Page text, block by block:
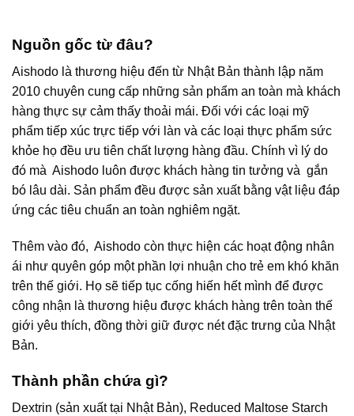
Nguồn gốc từ đâu?
Aishodo là thương hiệu đến từ Nhật Bản thành lập năm
2010 chuyên cung cấp những sản phẩm an toàn mà khách
hàng thực sự cảm thấy thoải mái. Đối với các loại mỹ
phẩm tiếp xúc trực tiếp với làn và các loại thực phẩm sức
khỏe họ đều ưu tiên chất lượng hàng đầu. Chính vì lý do
đó mà Aishodo luôn được khách hàng tin tưởng và gắn
bó lâu dài. Sản phẩm đều được sản xuất bằng vật liệu đáp
ứng các tiêu chuẩn an toàn nghiêm ngặt.
Thêm vào đó, Aishodo còn thực hiện các hoạt động nhân
ái như quyên góp một phần lợi nhuận cho trẻ em khó khăn
trên thế giới. Họ sẽ tiếp tục cống hiến hết mình để được
công nhận là thương hiệu được khách hàng trên toàn thế
giới yêu thích, đồng thời giữ được nét đặc trưng của Nhật
Bản.
Thành phần chứa gì?
Dextrin (sản xuất tại Nhật Bản), Reduced Maltose Starch